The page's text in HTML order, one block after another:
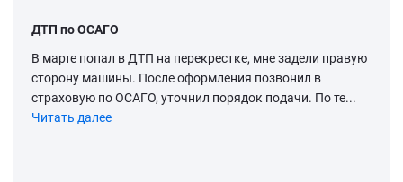
ДТП по ОСАГО
В марте попал в ДТП на перекрестке, мне задели правую
сторону машины. После оформления позвонил в
страховую по ОСАГО, уточнил порядок подачи. По те...
Читать далее